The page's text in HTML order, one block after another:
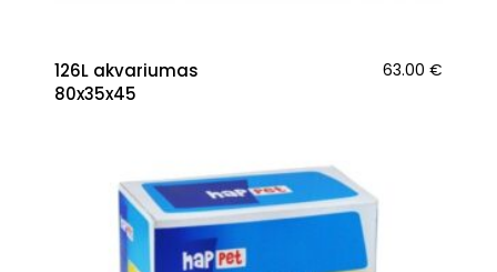
126L akvariumas
80x35x45
63.00 €